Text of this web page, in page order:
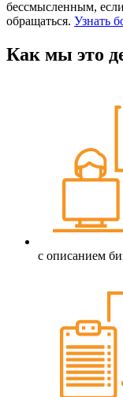
бессмысленным,
обращаться. Узнать
Как мы это
с описанием